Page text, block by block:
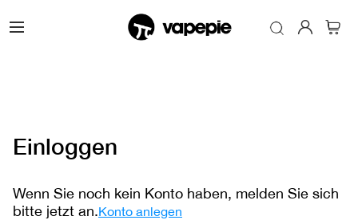
Einloggen
Wenn Sie noch kein Konto haben, melden Sie sich
bitte jetzt an.Konto anlegen